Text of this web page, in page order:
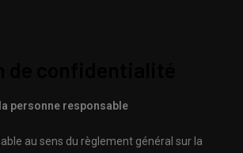
personne responsable
au sens du règlement général sur la